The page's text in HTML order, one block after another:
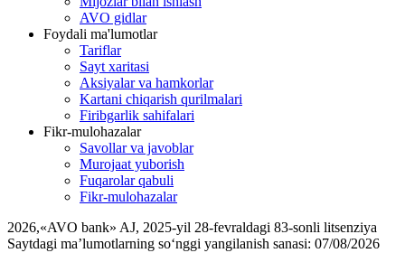
AVO gidlar
Foydali ma'lumotlar
Tariflar
Sayt xaritasi
Aksiyalar va hamkorlar
Kartani chiqarish qurilmalari
Firibgarlik sahifalari
Fikr-mulohazalar
Savollar va javoblar
Murojaat yuborish
Fuqarolar qabuli
Fikr-mulohazalar
2026,«AVO bank» AJ, 2025-yil 28-fevraldagi 83-sonli litsenziya
Saytdagi ma’lumotlarning so‘nggi yangilanish sanasi: 07/08/2026